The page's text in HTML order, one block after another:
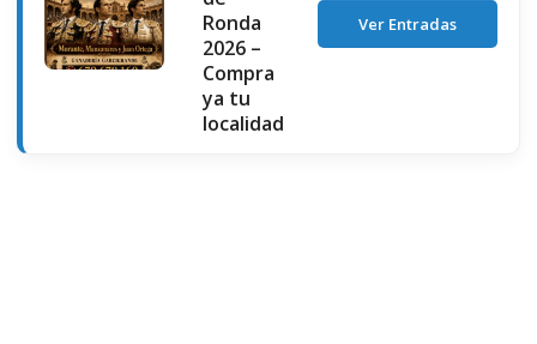
desde
80,00 €
hasta
Ronda
2026 –
Compra
ya tu
localidad
Ver Entradas